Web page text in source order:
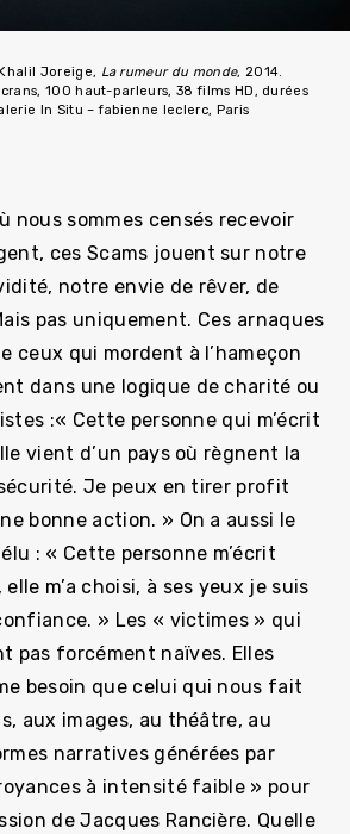
Joreige, La rumeur du monde, 2014.
100 haut-parleurs, 38 films HD, durées
In Situ – fabienne leclerc, Paris
nous sommes censés recevoir
ces Scams jouent sur notre
notre envie de rêver, de
pas uniquement. Ces arnaques
ceux qui mordent à l’hameçon
dans une logique de charité ou
:« Cette personne qui m’écrit
vient d’un pays où règnent la
Je peux en tirer profit
bonne action. » On a aussi le
: « Cette personne m’écrit
m’a choisi, à ses yeux je suis
» Les « victimes » qui
pas forcément naïves. Elles
besoin que celui qui nous fait
aux images, au théâtre, au
narratives générées par
à intensité faible » pour
de Jacques Rancière. Quelle